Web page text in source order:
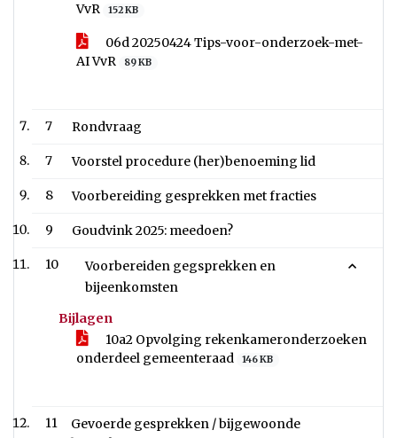
VvR
152 KB
06d 20250424 Tips-voor-onderzoek-met-
AI VvR
89 KB
7 Rondvraag
7 Voorstel procedure (her)benoeming lid
8 Voorbereiding gesprekken met fracties
9 Goudvink 2025: meedoen?
10
Voorbereiden gegsprekken en
bijeenkomsten
Bijlagen
10a2 Opvolging rekenkameronderzoeken
onderdeel gemeenteraad
146 KB
11
Gevoerde gesprekken / bijgewoonde